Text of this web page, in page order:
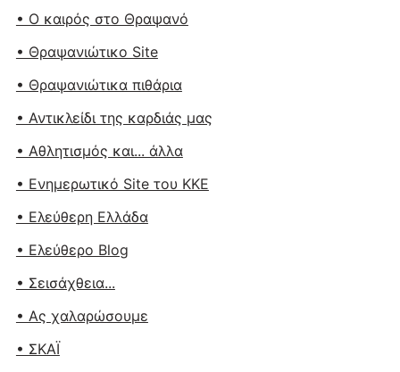
• Ο καιρός στο Θραψανό
• Θραψανιώτικο Site
• Θραψανιώτικα πιθάρια
• Αντικλείδι της καρδιάς μας
• Αθλητισμός και... άλλα
• Ενημερωτικό Site του ΚΚΕ
• Ελεύθερη Ελλάδα
• Ελεύθερο Blog
• Σεισάχθεια...
• Ας χαλαρώσουμε
• ΣΚΑΪ